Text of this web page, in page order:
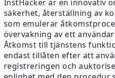
InstHacker är en innovativ
säkerhet, återställning av
som emulerar
övervakning av ett
Åtkomst till tjänstens
endast tillåten efter att
registreringen och